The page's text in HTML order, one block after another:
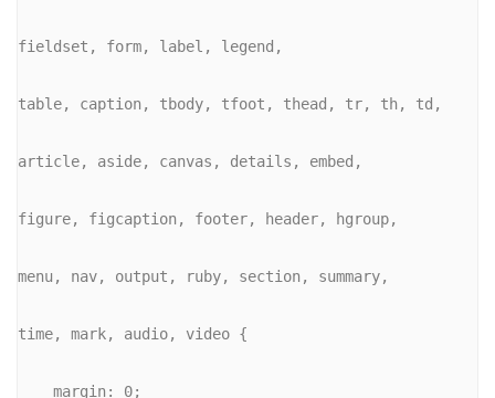
fieldset, form, label, legend,
table, caption, tbody, tfoot, thead, tr, th, td,
article, aside, canvas, details, embed,
figure, figcaption, footer, header, hgroup,
menu, nav, output, ruby, section, summary,
time, mark, audio, video {
margin: 0;